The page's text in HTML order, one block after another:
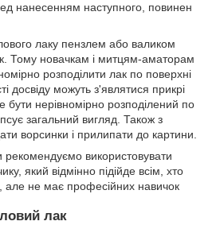
нанесенням наступного, повинен
лаку пензлем або валиком
Тому новачкам і митцям-аматорам
розподілити лак по поверхні
досвіду можуть з'являтися прикрі
нерівномірно розподілений по
загальний вигляд. Також з
ворсинки і прилипати до картини.
використовувати
який відмінно підійде всім, хто
але не має професійних навичок
лак